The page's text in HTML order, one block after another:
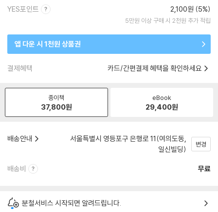
YES포인트 2,100원 (5%)
5만원 이상 구매 시 2천원 추가 적립
앱 다운 시 1천원 상품권
결제혜택 카드/간편결제 혜택을 확인하세요
종이책
37,800원
eBook
29,400원
배송안내
서울특별시 영등포구 은행로 11(여의도동,
일신빌딩)
변경
배송비 무료
분철서비스 시작되면 알려드립니다.